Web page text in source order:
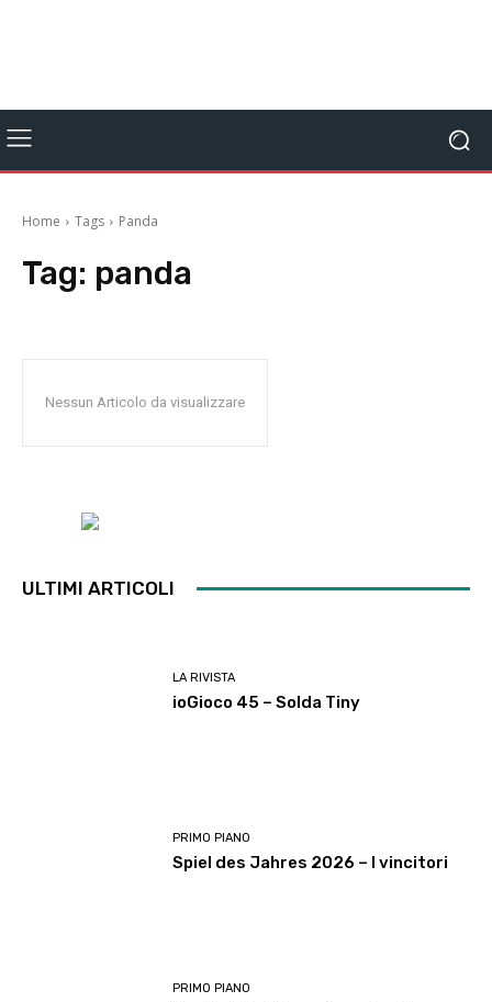
Home Tags Panda
Tag: panda
Nessun Articolo da visualizzare
ULTIMI ARTICOLI
LA RIVISTA
ioGioco 45 – Solda Tiny
PRIMO PIANO
Spiel des Jahres 2026 – I vincitori
PRIMO PIANO